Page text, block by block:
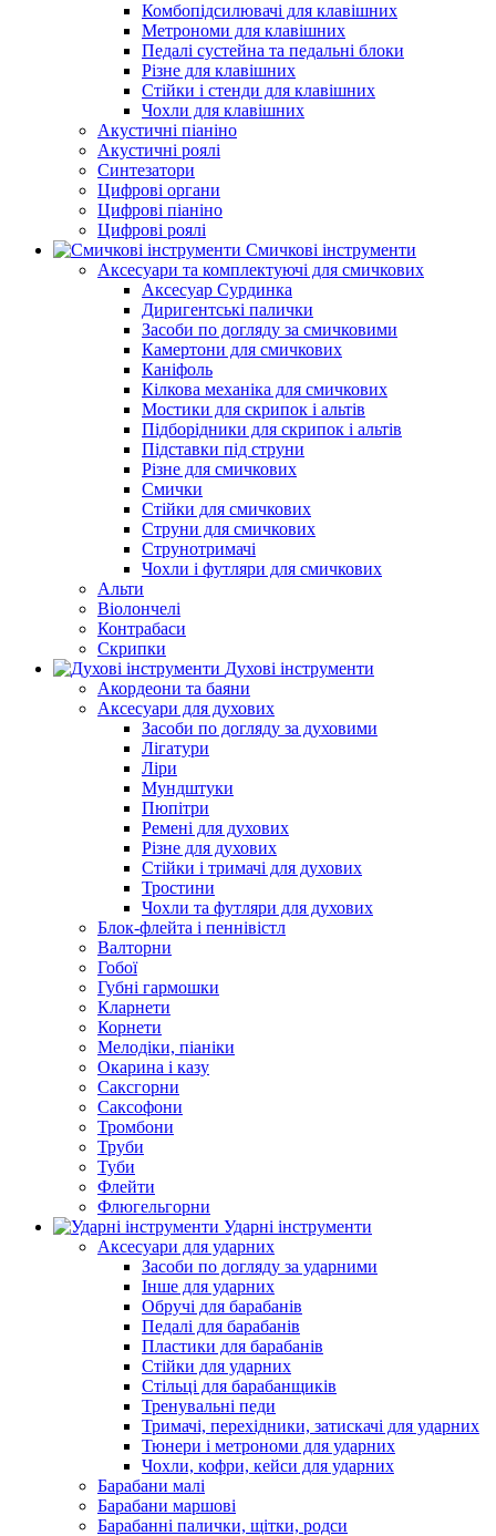
Комбопідсилювачі для клавішних
Метрономи для клавішних
Педалі сустейна та педальні блоки
Різне для клавішних
Стійки і стенди для клавішних
Чохли для клавішних
Акустичні піаніно
Акустичні роялі
Синтезатори
Цифрові органи
Цифрові піаніно
Цифрові роялі
Смичкові інструменти
Аксесуари та комплектуючі для смичкових
Аксесуар Сурдинка
Диригентські палички
Засоби по догляду за смичковими
Камертони для смичкових
Каніфоль
Кілкова механіка для смичкових
Мостики для скрипок і альтів
Підборiдники для скрипок і альтів
Підставки під струни
Різне для смичкових
Смички
Стійки для смичкових
Струни для смичкових
Струнотримачі
Чохли і футляри для смичкових
Альти
Віолончелі
Контрабаси
Скрипки
Духові інструменти
Акордеони та баяни
Аксесуари для духових
Засоби по догляду за духовими
Лігатури
Ліри
Мундштуки
Пюпітри
Ремені для духових
Різне для духових
Стійки і тримачі для духових
Тростини
Чохли та футляри для духових
Блок-флейта і пеннівістл
Валторни
Гобої
Губні гармошки
Кларнети
Корнети
Мелодіки, піаніки
Окарина і казу
Саксгорни
Саксофони
Тромбони
Труби
Туби
Флейти
Флюгельгорни
Ударні інструменти
Аксесуари для ударних
Засоби по догляду за ударними
Інше для ударних
Обручі для барабанів
Педалі для барабанів
Пластики для барабанів
Стійки для ударних
Стільці для барабанщиків
Тренувальні педи
Тримачі, перехідники, затискачі для ударних
Тюнери і метрономи для ударних
Чохли, кофри, кейси для ударних
Барабани малі
Барабани маршові
Барабанні палички, щітки, родси